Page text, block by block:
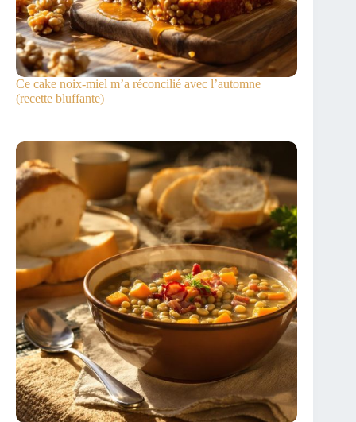
Ce cake noix-miel m’a réconcilié avec l’automne
(recette bluffante)